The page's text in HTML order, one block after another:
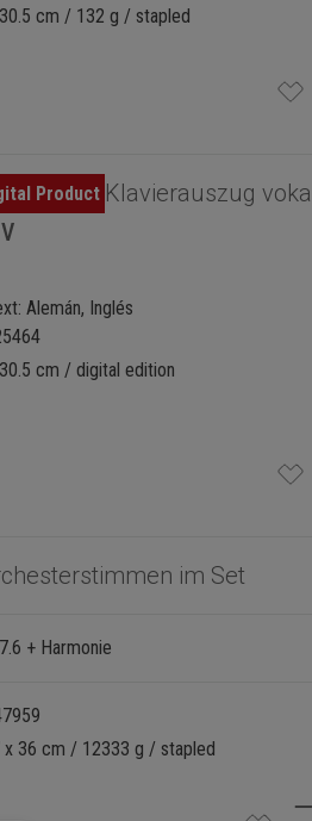
cm / 132 g / stapled
Klavierauszug
Alemán, Inglés
cm / digital edition
im Set
+ Harmonie
36 cm / 12333 g / stapled